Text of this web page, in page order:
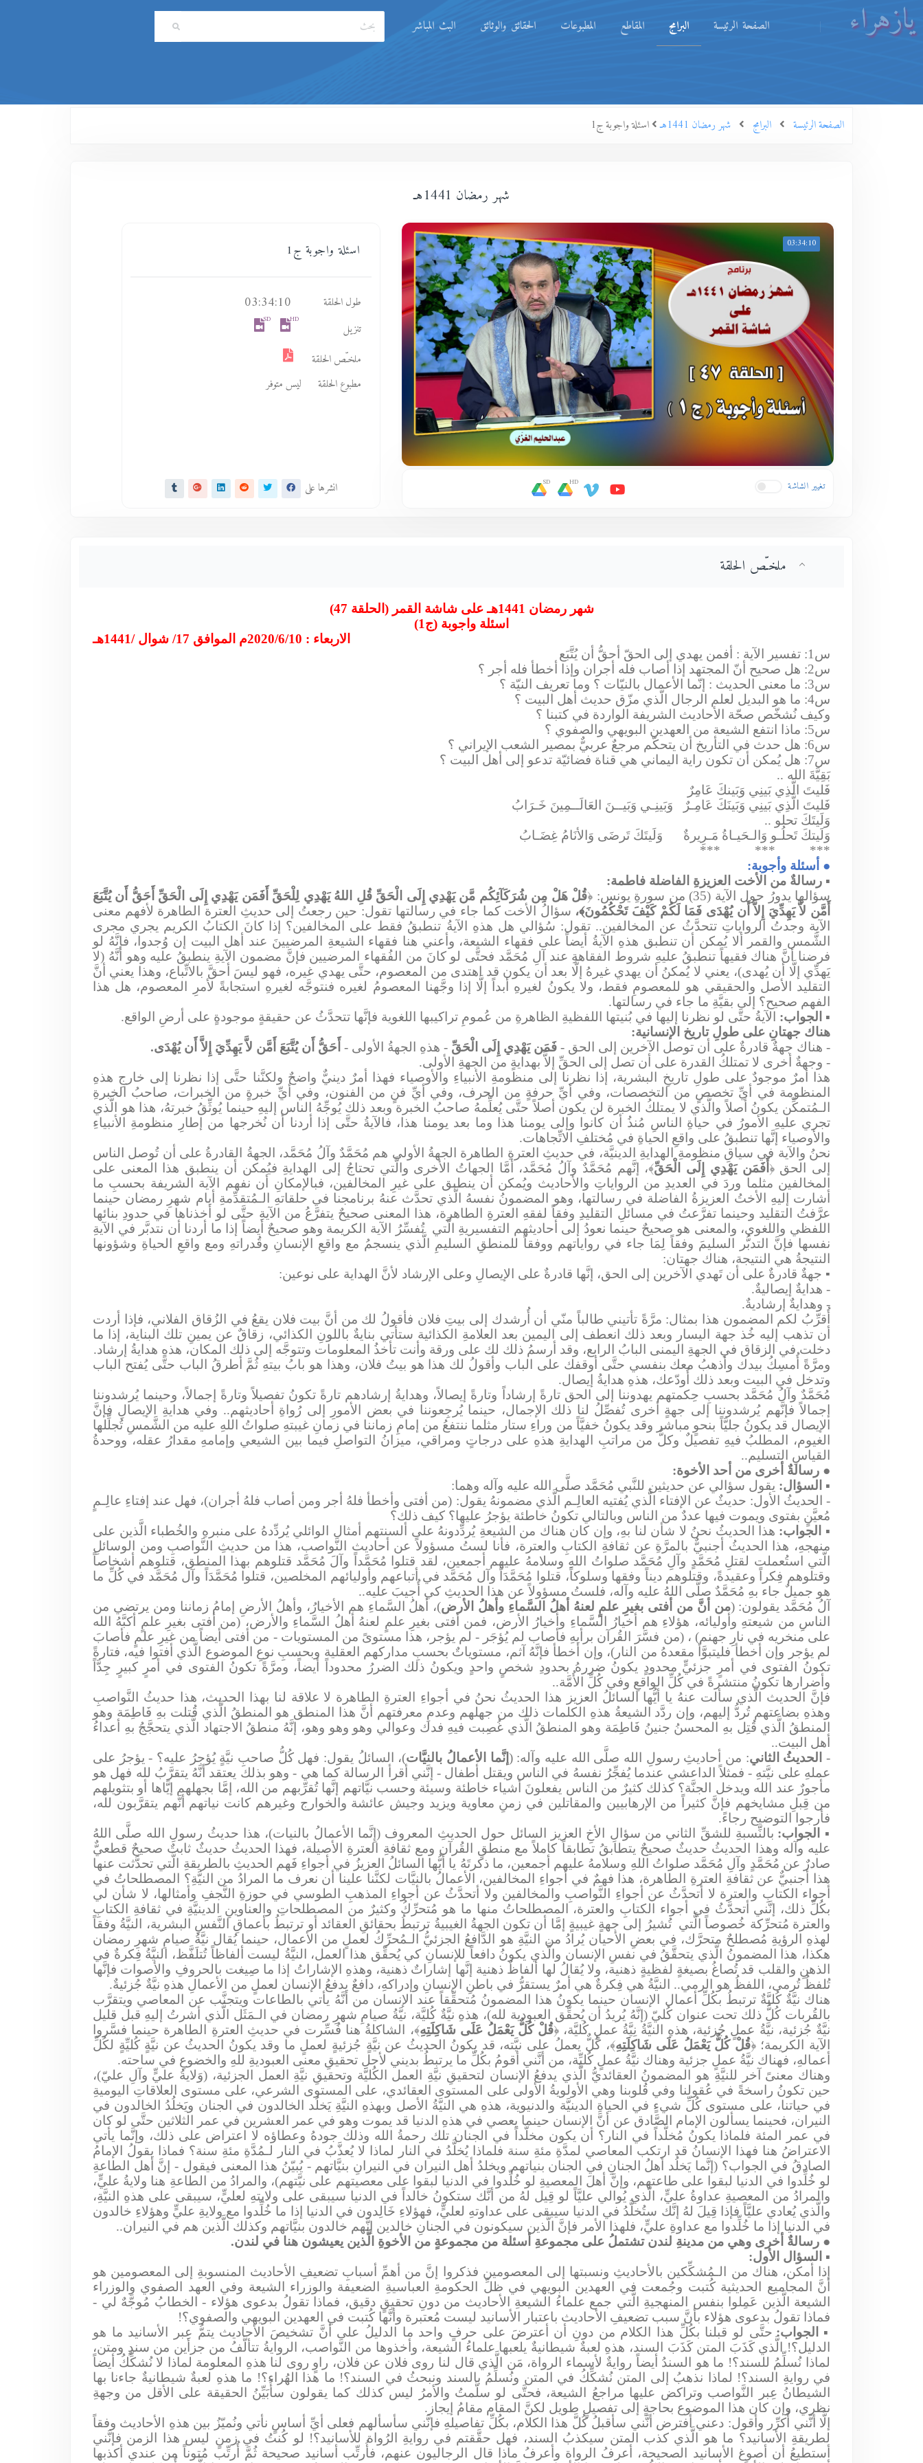
الصفحة الرئيسة البرامج المقاطع المطبوعات الحقائق والوثائق البث المباشر يازهراء
الصفحة الرئيسة البرامج شهر رمضان 1441هـ اسئلة واجوبة ج1
شهر رمضان 1441هـ
03:34:10
تغيير الشاشة HD
SD
اسئلة واجوبة ج1
طول الحلقة 03:34:10
تنزيل
HD
SD
ملخـّص الحلقة
مطبوع الحلقة
ليس متوفر
انشرها على
ملخـّص الحلقة
شهر رمضان 1441هـ على شاشة القمر (الحلقة 47)
اسئلة واجوبة (ج1)
الاربعاء : 2020/6/10م الموافق 17/ شوال /1441هـ
س1: تفسير الآية : أفمن يهدي إلى الحقّ أحقُّ أن يُتَّبَع
س2: هل صحيح أنّ المجتهد إذا أصاب فله أجران وإذا أخطأ فله أجر ؟
س3: ما معنى الحديث : إنّما الأعمال بالنيّات ؟ وما تعريف النيّة ؟
س4: ما هو البديل لعلم الرجال الّذي مزّق حديث أهل البيت ؟
وكيف نُشخّص صحّة الأحاديث الشريفة الواردة في كتبنا ؟
س5: ماذا انتفع الشيعة من العهدين البويهي والصفوي ؟
س6: هل حدث في التأريخ أن يتحكّم مرجعٌ عربيٌّ بمصير الشعب الإيراني ؟
س7: هل يُمكن أن تكون راية اليماني هي قناة فضائيّة تدعو إلى أهل البيت ؟
بَقِيَّةَ الله ..
فَليتَ الَّذِي بَينِي وَبَينكَ عَامِرٌ
فَليتَ الَّذِي بَينِي وَبَينَكَ عَامِـرٌ
وَبَينِـي وَبَيــنَ العَالَــمِينَ خَـرَابُ
وَلَيتَكَ تحلو ..
وَلَيتكَ تَحلُـو وَالـحَيـاةُ مَـرِيرةٌ
وَلَيتَكَ تَرضَى وَالأنَامُ غِضَـابُ
***
***
***
● أسئلة وأجوبة:
▪ رسالةٌ من الأخت العزيزةِ الفاضلة فاطمة:
سؤالها يدورُ حول الآية (35) من سورةِ يونس: ﴿
قُلْ هَلْ مِن شُرَكَآئِكُم مَّن يَهْدِي إِلَى الْحَقِّ قُلِ اللهُ يَهْدِي لِلْحَقِّ أَفَمَن يَهْدِي إِلَى الْحَقِّ أَحَقُّ أَن يُتَّبَعَ
أَمَّن لاَّ يَهِدِّيَ إِلاَّ أَن يُهْدَى فَمَا لَكُمْ كَيْفَ تَحْكُمُونَ﴾، سؤالُ الأخت كما جاء في رسالتها تقول: حين رجعتُ إلى حديثِ العترة الطاهرة لأفهم معنى
الآية وجدتُ الرواياتِ تتحدَّثُ عن المخالفين.. تقول: سُؤالي هل هذهِ الآيةُ تنطبقُ فقط على المخالفين؟ إذا كانَ الكتابُ الكريم يجري مجرى
الشَّمس والقمر ألا يُمكن أن تنطبق هذهِ الآيةُ أيضاً على فقهاء الشيعة، وأعني هنا فقهاء الشيعةِ المرضيينَ عند أهل البيت إن وُجدوا، فإنَّهُ لو
فرضنا أنَّ هناك فقيهاً تنطبقُ عليهِ شروط الفقاهةِ عند آلِ مُحَمَّد فحتَّى لو كانَ من الفُقهاء المرضيين فإنَّ مضمون الآيةِ ينطبقُ عليه وهو أنَّهُ (لا
يَهدِّي إلَّا أن يُهدى)، يعني لا يُمكنُ أن يهدي غيرهُ إلَّا بعد أن يكون قد اهتدى من المعصوم، حتَّى يهدي غيره، فهو ليسَ أحقَّ بالاتِّباع، وهذا يعني أنَّ
التقليد الأصل والحقيقي هو للمعصومِ فقط، ولا يكونُ لغيرهِ أبداً إلَّا إذا وجَّهنا المعصومُ لغيره فنتوجَّه لغيرهِ استجابةً لأمرِ المعصوم، هل هذا
الفهم صحيح؟ إلى بقيَّةِ ما جاء في رسالتها.
▪ الجواب:
الآيةُ حتَّى لو نظرنا إليها في بُنيتها اللفظيةِ الظاهرةِ من عُمومِ تراكيبها اللغوية فإنَّها تتحدَّثُ عن حقيقةٍ موجودةٍ على أرضِ الواقع.
هناك جهتانِ على طولِ تاريخ الإنسانية:
- هناك جهةٌ قادرةٌ على أن توصل الآخرين إلى الحق - فَمَن يَهْدِي إِلَى الْحَقِّ - هذهِ الجهةُ الأولى - أَحَقُّ أَن يُتَّبَعَ أَمَّن لاَّ يَهِدِّيَ إِلاَّ أَن يُهْدَى.
- وجهةٌ أخرى لا تمتلكُ القدرة على أن تصل إلى الحقِّ إلاَّ بهدايةٍ من الجهةِ الأولى.
هذا أمرٌ موجودٌ على طولِ تاريخِ البشرية، إذا نظرنا إلى منظومةِ الأنبياءِ والأوصياء فهذا أمرٌ دينيٌّ واضحٌ ولكنَّنا حتَّى إذا نظرنا إلى خارجِ هذهِ
المنظومة في أيِّ تخصصٍ من التخصصات، وفي أيِّ حرفةٍ من الحرف، وفي أيِّ فنٍ من الفنون، وفي أيِّ خبرةٍ من الخبرات، صاحبُ الخبرةِ
الـمُتمكِّن يكونُ أصلاً والَّذي لا يمتلكُ الخبرة لن يكون أصلاً حتَّى يُعلِّمهُ صاحبُ الخبرة وبعد ذلك يُوجِّهُ الناس إليهِ حينما يُوثِّقُ خبرتهُ، هذا هو الَّذي
تجري عليهِ الأمورُ في حياةِ الناسِ مُنذُ أن كانوا وإلى يومنا هذا وما بعد يومنا هذا، فالآيةُ حتَّى إذا أردنا أن نُخرجها من إطارِ منظومةِ الأنبياءِ
والأوصياء إنَّها تنطبقُ على واقعِ الحياةِ في مُختلفِ الاتِّجاهات.
نحنُ والآية في سياقِ منظومةِ الهدايةِ الدينيَّة، في حديثِ العترةِ الطاهرة الجهةُ الأولى هم مُحَمَّدٌ وآلُ مُحَمَّد، الجهةُ القادرةُ على أن تُوصل الناس
إلى الحق ﴿ أَفَمَن يَهْدِي إِلَى الْحَقِّ﴾، إنَّهم مُحَمَّدٌ وآلُ مُحَمَّد، أمَّا الجهاتُ الأخرى والَّتي تحتاجُ إلى الهدايةِ فيُمكن أن ينطبق هذا المعنى على
المخالفين مثلما وردَ في العديدِ من الرواياتِ والأحاديث ويُمكن أن ينطبق على غيرِ المخالفين، فبالإمكانِ أن نفهم الآية الشريفة بحسبِ ما
أشارت إليهِ الأختُ العزيزةُ الفاضلة في رسالتها، وهو المضمونُ نفسهُ الَّذي تحدَّث عنهُ برنامجنا في حلقاتهِ الـمُتقدِّمةِ أيام شهرِ رمضان حينما
عرَّفتُ التقليد وحينما تفرَّعتُ في مسائلِ التقليدِ وفقاً لفقهِ العترةِ الطاهرة، هذا المعنى صحيحٌ يتفرَّعُ من الآيةِ حتَّى لو أخذناها في حدودِ بنائها
اللفظي واللغوي، والمعنى هو صحيحٌ حينما نعودُ إلى أحاديثهم التفسيريةِ الَّتي تُفسِّرُ الآية الكريمة وهو صحيحٌ أيضاً إذا ما أردنا أن نتدبَّر في الآيةِ
نفسها فإنَّ التدبُّر السليمَ وفقاً لِمَا جاء في رواياتهم ووفقاً للمنطقِ السليمِ الَّذي ينسجمُ مع واقعِ الإنسانِ وقُدراتهِ ومع واقعِ الحياةِ وشؤونها
النتيجةُ هي النتيجة، هناك جهتان:
▪ جهةٌ قادرةٌ على أن تَهدي الآخرين إلى الحق، إنَّها قادرةٌ على الإيصالِ وعلى الإرشاد لأنَّ الهداية على نوعين:
- هدايةٌ إيصاليةٌ.
- وهدايةٌ إرشاديةٌ.
أُقرِّبُ لكم المضمون هذا بمثال: مرَّةً تأتيني طالباً منّي أن أُرشدك إلى بيتِ فلان فأقولُ لك من أنَّ بيت فلان يقعُ في الزُقاق الفلاني، فإذا أردت
أن تذهب إليه خُذ جهة اليسار وبعد ذلك انعطف إلى اليمين بعد العلامةِ الكذائية ستأتي بنايةٌ باللونِ الكذائي، زقاقٌ عن يمينِ تلك البناية، إذا ما
دخلت في الزقاق في الجهةِ اليمنى البابُ الرابع، وقد أرسمُ ذلك لك على ورقة وأنت تأخذُ المعلومات وتتوجَّه إلى ذلك المكان، هذهِ هدايةُ إرشاد.
ومرَّةً أُمسِكُ بيدك وأذهبُ معك بنفسي حتَّى أوقفك على الباب وأقولُ لك هذا هو بيتُ فلان، وهذا هو بابُ بيتهِ ثُمَّ أطرقُ الباب حتَّى يُفتح الباب
وتدخل في البيت وبعد ذلك أُودّعك، هذهِ هدايةُ إيصال.
مُحَمَّدٌ وآلُ مُحَمَّد بحسبِ حِكمتهم يهدوننا إلى الحق تارةً إرشاداً وتارةً إيصالاً، وهدايةُ إرشادهم تارةً تكونُ تفصيلاً وتارةً إجمالاً، وحينما يُرشدوننا
إجمالاً فإنَّهم يُرشدوننا إلى جهةٍ أخرى تُفصِّلُ لنا ذلك الإجمال، حينما يُرجِعوننا في بعض الأمورِ إلى رُواةِ أحاديثهم.. وفي هدايةِ الإيصالِ فإنَّ
الإيصال قد يكونُ جليَّاً بنحوٍ مباشر وقد يكونُ خفيَّاً من وراءِ ستار مثلما ننتفعُ من إمامِ زماننا في زمانِ غيبتهِ صلواتُ اللهِ عليه من الشَّمسِ تُجلِّلها
الغيوم، المطلبُ فيهِ تفصيلٌ وكلٌّ من مراتبِ الهدايةِ هذهِ على درجاتٍ ومراقي، ميزانُ التواصلِ فيما بين الشيعي وإمامهِ مقدارُ عقله، ووحدةُ
القياسِ التسليم..
● رسالةٌ أخرى من أحد الأخوة:
▪ السؤال: يقول سؤالي عن حديثين للنَّبي مُحَمَّد صلَّى الله عليه وآله وهما:
- الحديثُ الأول: حديثٌ عن الإفتاء الَّذي يُفتيه العالِـم الَّذي مضمونهُ يقول: (من أفتى وأخطأ فلهُ أجر ومن أصاب فلهُ أجران)، فهل عند إفتاءِ عالِـمٍ
مُعيَّنٍ بفتوى ويموت فيها عددٌ من الناس وبالتالي تكونُ خاطئة يؤجرُ عليها؟ كيف ذلك؟
▪ الجواب: هذا الحديثُ نحنُ لا شأن لنا بهِ، وإن كان هناك من الشيعةِ يُردِّدونهُ على ألسنتهم أمثال الوائلي يُردِّدهُ على منبرهِ والخُطباء الَّذين على
منهجهِ، هذا الحديثُ أجنبيٌّ بالمرَّةِ عن ثقافةِ الكتابِ والعترة، فأنا لستُ مسؤولاً عن أحاديث النَّواصب، هذا من حديثِ النَّواصبِ ومن الوسائلِ
الَّتي استُعملت لقتلِ مُحَمَّدٍ وآلِ مُحَمَّد صلواتُ اللهِ وسلامهُ عليهم أجمعين، لقد قتلوا مُحَمَّداً وآلَ مُحَمَّد قتلوهم بهذا المنطق، قتلوهم أشخاصاً
وقتلوهم فِكراً وعقيدةً، وقتلوهم ديناً وفقها وسلوكاً، قتلوا مُحَمَّدَاً وآل مُحَمَّد في أتباعهم وأوليائهم المخلصين، قتلوا مُحَمَّدَاً وآل مُحَمَّد في كُلِّ ما
هو جميلٌ جاء بهِ مُحَمَّدٌ صلَّى اللهُ عليه وآله، فلستُ مسؤولاً عن هذا الحديثِ كي أُجيبَ عليه..
آلُ مُحَمَّد يقولون: (من أنَّ من أفتى بغيرِ علمٍ لعنهُ أهلُ السَّماءِ وأهلُ الأرض)، أهلُ السَّماءِ هم الأخيارُ، وأهلُ الأرضِ إمامُ زماننا ومن يرتضي من
الناسِ من شيعتهِ وأوليائه، هؤلاءِ هم أخيارُ السَّماءِ وأخيارُ الأرض، فمن أفتى بغيرِ علمٍ لعنهُ أهلُ السَّماءِ والأرض، (من أفتى بغيرِ علمٍ أكبَّهُ الله
على منخريه في نارِ جهنم) ، (من فسَّرَ القُرآن برأيهِ فأصاب لم يُؤجَر - لم يؤجر، هذا مستوىً من المستويات - من أفتى أيضاً من غيرِ علمٍ فأصابَ
لم يؤجر وإن أخطأ فليتبوَّأ مقعدهُ من النار)، وإن أخطأ فإنَّهُ آثم، مستوياتٌ بحسبِ مداركهم العقلية وبحسبِ نوعِ الموضوع الَّذي أفتوا فيه، فتارةً
تكونُ الفتوى في أمرٍ جزئيٍّ محدودٍ يكونُ ضررهُ بحدودِ شخصٍ واحدٍ ويكونُ ذلك الضررُ محدوداً أيضاً، ومرَّةً تكونُ الفتوى في أمرٍ كبيرٍ جِدَّاً
وأضرارها تكونُ منتشرةً في كُلِّ الواقعِ وفي كُلِّ الأُمَّة..
فإنَّ الحديث الَّذي سألت عنهُ يا أيُّها السائلُ العزيز هذا الحديثُ نحنُ في أجواءِ العترةِ الطاهرة لا علاقة لنا بهذا الحديث، هذا حديثُ النَّواصبِ
وهذهِ بضاعتهم تُردُّ إليهم، وإن ردَّد الشيعةُ هذهِ الكلمات ذلك من جهلهم وعدمِ معرفتهم أنَّ هذا المنطق هو المنطقُ الَّذي قُتلت بهِ فَاطِمَة وهو
المنطقُ الَّذي قُتِل بهِ المحسنُ جنينُ فَاطِمَة وهو المنطقُ الَّذي غُصِبت فيهِ فدك وعوالي وهو وهو وهو، إنَّهُ منطقُ الاجتهاد الَّذي يتحجَّجُ بهِ أعداءُ
أهل البيت..
-الحديثُ الثاني: من أحاديثِ رسولِ الله صلَّى الله عليه وآله: (إنَّما الأعمالُ بالنيَّات)، السائلُ يقول: فهل كُلُّ صاحبِ نيَّةٍ يُؤجرُ عليه؟ - يؤجرُ على
عملهِ على نيَّتهِ - فمثلاً الداعشي عندما يُفجِّرُ نفسهُ في الناس ويقتل أطفال - إنَّني أقرأ الرسالة كما هي - وهو بذلك يعتقد أنَّهُ يتقرَّبُ لله فهل هو
مأجورٌ عند الله ويدخل الجنَّة؟ كذلك كثيرٌ من الناس يفعلونَ أشياء خاطئة وسيئة وحسب نيَّاتهم إنَّها تُقرِّبهم من الله، إمَّا بجهلهم إيَّاها أو بتثويلهم
من قِبلِ مشايخهم فإنَّ كثيراً من الإرهابيين والمقاتلين في زمنِ معاوية ويزيد وجيش عائشة والخوارج وغيرهم كانت نياتهم أنَّهم يتقرَّبون لله،
فأرجوا التوضيح رجاءً.
▪ الجواب: بالنِّسبةِ للشقِّ الثاني من سؤالِ الأخِ العزيز السائل حول الحديثِ المعروف (إِنَّما الأعمالُ بالنيات)، هذا حديثُ رسولِ الله صلَّى اللهُ
عليه وآله وهذا الحديثُ حديثٌ صحيحٌ يتطابقُ تطابقاً كاملاً مع منطقِ القُرآن ومع ثقافةِ العترةِ الأصيلة، فهذا الحديثُ حديثٌ ثابتٌ صحيحٌ قطعيٌّ
صادرٌ عن مُحَمَّدٍ وآلِ مُحَمَّد صلواتُ اللهِ وسلامهُ عليهم أجمعين، ما ذكرتَهُ يا أيُّها السائلُ العزيزُ في أجواءِ فَهم الحديثِ بالطريقةِ الَّتي تحدَّثت عنها
هذا أجنبيٌّ عن ثقافةِ العترةِ الطاهرة، هذا فهمٌ في أجواءِ المخالفين، الأعمالُ بالنيَّات لكنَّنا علينا أن نعرف ما المرادُ من النيَّةِ؟ المصطلحاتُ في
أجواء الكتابِ والعترة لا أتحدَّثُ عن أجواءِ النَّواصبِ والمخالفين ولا أتحدَّثُ عن أجواءِ المذهبِ الطوسي في حوزةِ النَّجفِ وأمثالها، لا شأن لي
بكُلِّ ذلك، إنَّني أتحدَّثُ في أجواء الكتابِ والعترة، المصطلحاتُ منها ما هو مُتحرِّكُ وكثيرٌ من المصطلحاتِ والعناوينِ الدينيَّةِ في ثقافةِ الكتابِ
والعترة مُتحرِّكة خُصوصاً الَّتي تُشيرُ إلى جهةٍ غيبيةٍ إمَّا أن تكون الجهةُ الغيبيةُ ترتبطُ بحقائقِ العقائد أو ترتبطُ بأعماقِ النَّفسِ البشرية، النيَّةُ وفقاً
لهذهِ الرؤيةِ مُصطلحٌ متحرَّك، في بعضِ الأحيان يُرادُ من النيَّةِ هو الدَّافعُ الجزئيُّ الـمُحرِّكُ لعملٍ من الأعمال، حينما يُقال نيَّةُ صيامِ شهرِ رمضان
هكذا، هذا المضمونُ الَّذي يتحقَّقُ في نفسِ الإنسان والَّذي يكونُ دافعاً للإنسانِ كي يُحقِّق هذا العمل، النيَّةُ ليست ألفاظاً تُتلَفَّظ، النيَّةُ فِكرةٌ في
الذهنِ والقلب قد تُصاغُ بصيغةٍ لفظيةٍ ذهنية، ولا يُقالُ لها ألفاظٌ ذهنية إنَّها إشاراتٌ ذهنية، وهذهِ الإشاراتُ إذا ما صِيغت بالحروفِ والأصوات فإنَّها
تُلفظُ تُرمى، اللفظُ هو الرمي.. النيَّةُ هي فِكرةٌ هي أمرٌ يستقرُّ في باطنِ الإنسانِ وإدراكهِ، دافعٌ يدفعُ الإنسان لعملٍ من الأعمالِ هذهِ نيَّةٌ جُزئيةٌ.
هناك نيَّةٌ كُليَّةٌ ترتبطُ بكُلِّ أعمال الإنسان حينما يكونُ هذا المضمونُ مُتحقِّقاً عند الإنسان من أنَّهُ يأتي بالطاعات ويتجنَّب عن المعاصي ويتقرَّب
بالقُربات كُلُّ ذلك تحت عنوان كُليّ (إنَّهُ يُريدُ أن يُحقِّق العبودية لله)، هذهِ نيَّةٌ كُليَّة، نيَّةُ صيامِ شهرِ رمضان في الـمَثَل الَّذي أشرتُ إليهِ قبل قليل
نيَّةٌ جُزئية، نيَّةُ عملٍ جُزئية، هذهِ النيَّةُ نِيَّةُ عملٍ كُليَّة، ﴿قُلْ كُلٌّ يَعْمَلُ عَلَى شَاكِلَتِهِ﴾، الشاكلةُ هنا فُسِّرت في حديثِ العترةِ الطاهرة حينما فسَّروا
الآية الكريمة؛ ﴿قُلْ كُلٌّ يَعْمَلُ عَلَى شَاكِلَتِهِ﴾، كُلٌّ يعملُ على نيَّته، قد يكونُ الحديثُ عن نيَّةٍ جُزئيةٍ لعملٍ ما وقد يكونُ الحديثُ عن نيَّةٍ كُليِّةٍ لكُلِّ
أعمالهِ، فهناك نيَّةُ عملٍ جزئية وهناك نيَّةُ عملٍ كُليِّة، من أنَّني أقومُ بكُلِّ ما يرتبطُ بديني لأجلِ تحقيقِ معنى العبوديةِ للهِ والخضوعِ في ساحته.
وهناك معنىً آخر للنيَّةِ هو المضمونُ العقائديُّ الَّذي يدفعُ الإنسان لتحقيقِ نيَّةِ العمل الكُليَّة وتحقيقِ نيَّةِ العمل الجزئية، (وَلايةُ عليٍّ وآلِ عليّ)،
حين تكونُ راسخةً في عُقولنا وفي قُلوبنا وهي الأولويةُ الأولى على المستوى العقائدي، على المستوى الشرعي، على مستوى العلاقاتِ اليوميةِ
في حياتنا، على مستوى كُلِّ شيءٍ في الحياةِ الدينيَّة والدنيوية، هذهِ هي النيَّةُ الأصل وبهذهِ النيَّةِ يَخلُد الخالدون في الجنان ويَخلُدُ الخالدون في
النيران، فحينما يسألون الإمام الصَّادق عن أنَّ الإنسان حينما يعصي في هذهِ الدنيا قد يموت وهو في عمر العشرين في عمر الثلاثين حتَّى لو كان
في عمر المئة فلماذا يكونُ مُخلَّداً في النار؟ أن يكون مخلَّداً في الجنان تلك رحمةُ الله وذلك جودهُ وعطاؤه لا اعتراض على ذلك، وإنَّما يأتي
الاعتراضُ هنا فهذا الإنسانُ قد ارتكب المعاصي لمدَّةِ مئةِ سنة فلماذا يُخلَّدُ في النار لماذا لا يُعذَّبُ في النار لـمُدَّةِ مئةِ سنة؟ فماذا يقولُ الإمامُ
الصادقُ في الجواب؟ (إنَّما يَخلُد أهلُ الجنانِ في الجنان بنياتهم ويخلدُ أهل النيران في النيرانِ بنيَّاتهم - يُبيّنُ هذا المعنى فيقول - إنَّ أهل الطاعةِ
لو خُلِّدوا في الدنيا لبقوا على طاعتهم، وإنَّ أهلَ المعصيةِ لو خُلِّدوا في الدنيا لبقوا على معصيتهم على نيَّتهم)، والمرادُ من الطاعةِ هنا ولايةُ عليٍّ،
والمرادُ من المعصيةِ عداوةُ عليٍّ، الَّذي يُوالي عليَّاً لو قِيل لهُ من أنَّك ستكونُ خالداً في الدنيا سيبقى على ولايتهِ لعليٍّ، سيبقى على هذهِ النيَّةِ،
والَّذي يُعادي عليَّاً فإذا قِيلَ لهُ إنَّك ستُخلَّدُ في الدنيا سيبقى على عداوتهِ لعليٍّ، فهؤلاءِ خَالِدون في الدنيا إذا ما خُلِّدوا مع ولايةِ عليٍّ وهؤلاءِ خالدون
في الدنيا إذا ما خُلِّدوا مع عداوةِ عليٍّ، فلهذا الأمر فإنَّ الَّذين سيكونون في الجنانِ خالدين إنَّهم خالدون بنيَّاتهم وكذلك الَّذين هم في النيران..
● رسالةٌ أخرى وهي من مدينةِ لندن تشتملُ على مجموعةِ أسئلة من مجموعةٍ من الأخوةِ الَّذين يعيشون هنا في لندن.
▪ السؤال الأول:
إذا أمكن، هناك من الـمُشكِّكين بالأحاديثِ ونسبتها إلى المعصومين فذكروا إنَّ من أهمِّ أسبابِ تضعيفِ الأحاديث المنسوبةِ إلى المعصومين هو
أنَّ المجاميع الحديثية كُتبت وجُمعت في العهدين البويهي في ظلِّ الحكومةِ العباسيةِ الضعيفة والوزراء الشيعة وفي العهد الصفوي والوزراء
الشيعة الَّذين عَمِلوا بنفس المنهجيةِ الَّتي جمع علماءُ الشيعةِ الأحاديث من دونِ تحقيقٍ دقيق، فماذا تقولُ بدعوى هؤلاء - الخطابُ مُوجَّهٌ لي -
فماذا تقولُ بدعوى هؤلاء بأنَّ سبب تضعيفِ الأحاديث باعتبار الأسانيد ليست مُعتبرة وأنَّها كُتبت في العهدين البويهي والصفوي؟!
▪ الجواب: حتَّى لو قبلنا بكُلِّ هذا الكلام من دونِ أن أعترضَ على حرفٍ واحد ما الدليلُ على أنَّ تشخيصَ الأحاديث يتمُّ عِبر الأسانيد ما هو
الدليل؟! الَّذي كَذَبَ المتن كَذَبَ السند، هذهِ لعبةٌ شيطانيةٌ يلعبها علماءُ الشيعة، وأخذوها من النَّواصب، الروايةُ تتألَّفُ من جزأين من سندٍ ومتن،
لماذا نُسلِّمُ للسند؟! ما هو السندُ أيضاً روايةٌ لأسماء الرواة، مَن الَّذي قال لنا روى فلان عن فلان، راوٍ روى لنا هذهِ المعلومة لماذا لا نُشكِّكُ أيضاً
في روايةِ السند؟! لماذا نذهبُ إلى المتن نُشكِّكُ في المتن ونُسلِّمُ بالسند ونبحثُ في السند؟! ما هذا الهُراء؟! ما هذهِ لعبةٌ شيطانيةٌ جاءنا بها
الشيطانُ عِبر النَّواصب وتراكض عليها مراجعُ الشيعة، فحتَّى لو سلَّمتُ والأمرُ ليس كذلك كما يقولون سأُبَيِّنُ الحقيقة على الأقل من وجهةِ
نظري، وإن كان هذا الموضوع بحاجةٍ إلى تفصيلٍ طويل لكنَّ المقام مقامُ إيجاز.
إلَّا أنَّني أُكرِّر وأقول: دعني أفترض أنَّني سأقبلُ كُلَّ هذا الكلام، بكُلِّ تفاصيلهِ فإنَّني سأسألهم فعلى أيِّ أساسٍ نأتي ونُميّزُ بين هذهِ الأحاديث وفقاً
لطريقةِ الأسانيد؟ ما هو الَّذي كذب المتن سيكذبُ السند، فهل حقَّقتم في روايةِ الرُواة للأسانيد؟! لو كُنتُ في زمنٍ ليس هذا الزمن فإنَّني
أستطيعُ أن أصوغ الأسانيد الصحيحة، أعرفُ الرواة وأعرفُ ماذا قال الرجاليون عنهم، فأُرتِّب أسانيد صحيحة ثُمَّ أُرتِّب مُتوناً من عندي أكذبها